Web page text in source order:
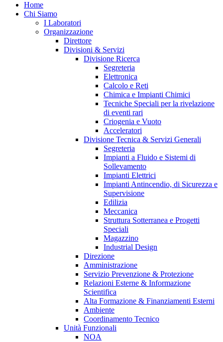
Home
Chi Siamo
I Laboratori
Organizzazione
Direttore
Divisioni & Servizi
Divisione Ricerca
Segreteria
Elettronica
Calcolo e Reti
Chimica e Impianti Chimici
Tecniche Speciali per la rivelazione
di eventi rari
Criogenia e Vuoto
Acceleratori
Divisione Tecnica & Servizi Generali
Segreteria
Impianti a Fluido e Sistemi di
Sollevamento
Impianti Elettrici
Impianti Antincendio, di Sicurezza e
Supervisione
Edilizia
Meccanica
Struttura Sotterranea e Progetti
Speciali
Magazzino
Industrial Design
Direzione
Amministrazione
Servizio Prevenzione & Protezione
Relazioni Esterne & Informazione
Scientifica
Alta Formazione & Finanziamenti Esterni
Ambiente
Coordinamento Tecnico
Unità Funzionali
NOA